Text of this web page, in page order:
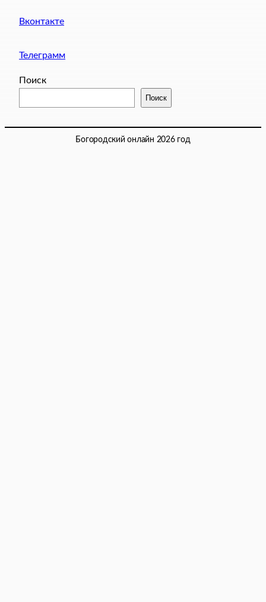
Вконтакте
Телеграмм
Поиск
Поиск
Богородский онлайн 2026 год